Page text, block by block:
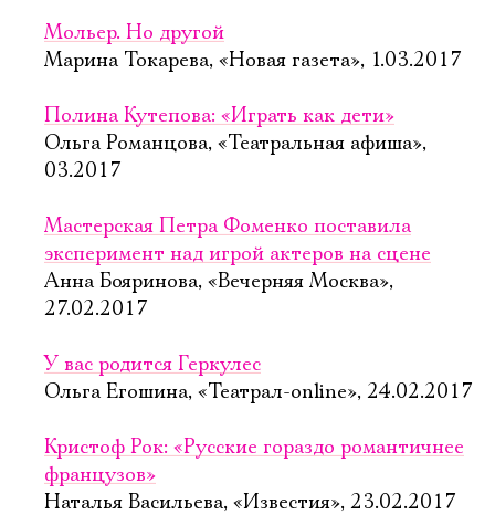
Мольер. Но другой
Марина Токарева, «Новая газета», 1.03.2017
Полина Кутепова: «Играть как дети»
Ольга Романцова, «Театральная афиша»,
03.2017
Мастерская Петра Фоменко поставила
эксперимент над игрой актеров на сцене
Анна Бояринова, «Вечерняя Москва»,
27.02.2017
У вас родится Геркулес
Ольга Егошина, «Театрал-online», 24.02.2017
Кристоф Рок: «Русские гораздо романтичнее
французов»
Наталья Васильева, «Известия», 23.02.2017